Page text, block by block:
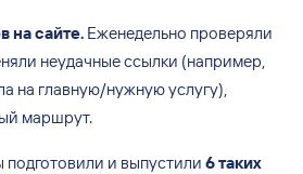
насайте.Еженедельно проверяли
неудачные ссылки (например,
на главную/нужную услугу),
маршрут.
подготовили и выпустили 6таких